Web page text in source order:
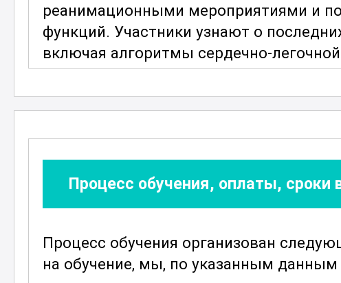
реанимационными мероприятиями и
функций. Участники узнают о
включая алгоритмы сердечно-
дефибрилляторов и вентиляции легких.
Современные подходы к сестринскому
навыки работы с новейшим
узнают, как правильно использовать
искусственной вентиляции легких и
пациентами и их родственниками.
коммуницировать с пациентами в
психологическую поддержку и
Процесс обучения, оплаты, сроки
Процесс обучения организован
на обучение, мы, по указанным